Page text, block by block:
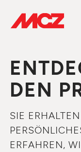
DEN
SIE
ERFAHREN,